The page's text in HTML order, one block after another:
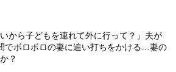
いから子どもを連れて外に行って？」夫が
でボロボロの妻に追い打ちをかける…妻の
？